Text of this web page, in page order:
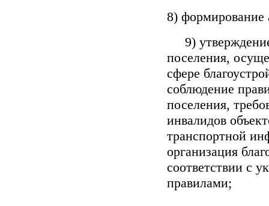
8) формирование
9) утверждение
поселения,
сфере
соблюдение
поселения,
инвалидов
транспортной
организация
соответствии с